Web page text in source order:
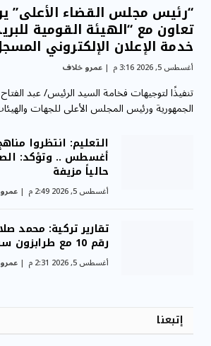
“رئيس مجلس القضاء الأعلى”
تعاون مع “الهيئة القومية
خدمة الإعلان الإلكتروني
أغسطس 5, 2026 3:16 م عمرو خلاف
تنفيذًا لتوجيهات فخامة السيد الرئيس/ عبد
الجمهورية ورئيس المجلس الأعلى للجهات
التعليم: انتظروا
أغسطس .. وتؤكد:
حالياً مزيفة
أغسطس 5, 2026 2:49 م
تقارير تركية: محمد
رقم 10 مع طرابزون سبور
أغسطس 5, 2026 2:31 م
إتبعنا